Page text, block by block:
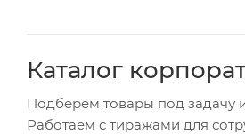
Каталог
Подберём товары под задачу
Работаем с тиражами для